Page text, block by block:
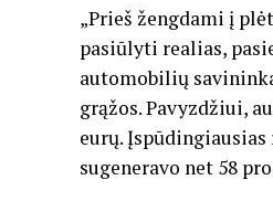
„Prieš žengdami į
pasiūlyti realias,
automobilių
grąžos. Pavyzdžiui,
eurų.
sugeneravo net 58